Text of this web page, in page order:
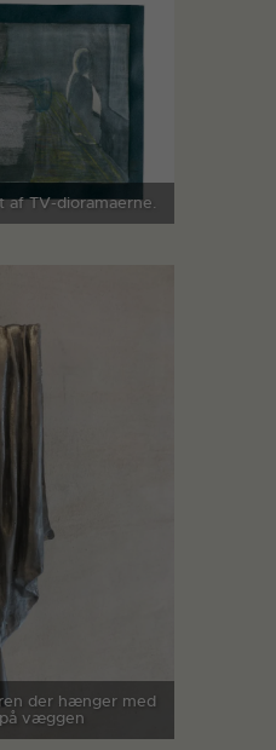
af TV-dioramaerne.
der hænger med
væggen